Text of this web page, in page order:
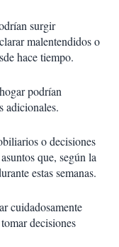
surgir
malentendidos o
hace tiempo.
podrían
adicionales.
o decisiones
que, según la
estas semanas.
cuidadosamente
decisiones